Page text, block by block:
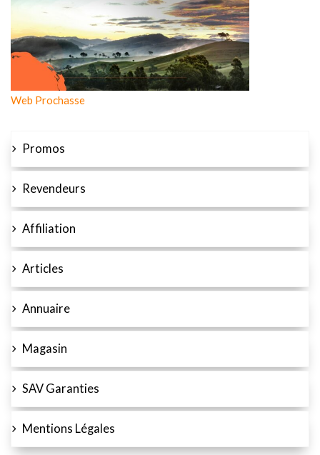
Web Prochasse
Promos
Revendeurs
Affiliation
Articles
Annuaire
Magasin
SAV Garanties
Mentions Légales